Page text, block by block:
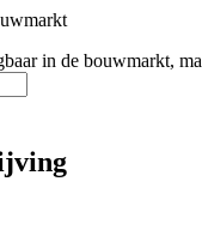
in de bouwmarkt,